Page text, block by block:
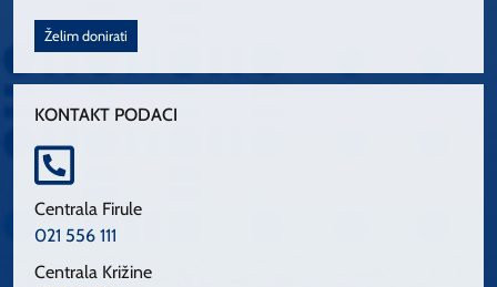
Želim donirati
KONTAKT PODACI
Centrala Firule
021 556 111
Centrala Križine